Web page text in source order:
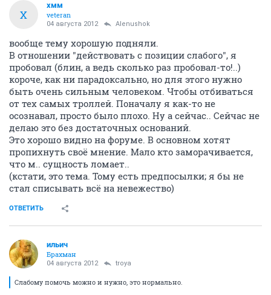
Х
хмм
veteran
04 августа 2012 Alenushok
вообще тему хорошую подняли.
В отношении "действовать с позиции слабого", я
пробовал (блин, а ведь сколько раз пробовал-то!..)
короче, как ни парадоксально, но для этого нужно
быть очень сильным человеком. Чтобы отбиваться
от тех самых троллей. Поначалу я как-то не
осознавал, просто было плохо. Ну а сейчас.. Сейчас не
делаю это без достаточных оснований.
Это хорошо видно на форуме. В основном хотят
пропихнуть своё мнение. Мало кто заморачивается,
что м.. сущность ломает..
(кстати, это тема. Тому есть предпосылки; я бы не
стал списывать всё на невежество)
ОТВЕТИТЬ
ильич
Брахман
04 августа 2012 troya
Слабому помочь можно и нужно, это нормально.